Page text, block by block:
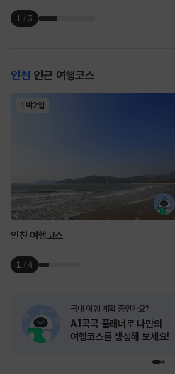
1 / 3
인천 인근 여행코스
1박2일
인천 여행코스
1 / 4
국내 여행 계획 중인가요?
AI콕콕 플래너로 나만의
여행코스를 생성해 보세요!